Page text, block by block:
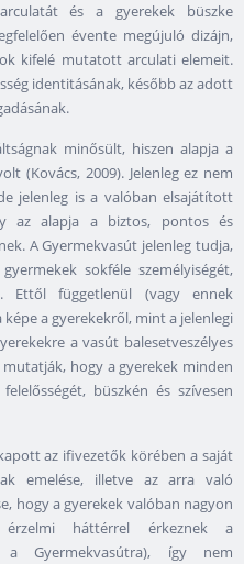
és a gyerekek büszke
évente megújuló dizájn,
kifelé mutatott arculati elemeit.
identitásának, később az adott
minősült, hiszen alapja a
(Kovács, 2009). Jelenleg ez nem
jelenleg is a valóban elsajátított
az alapja a biztos, pontos és
A Gyermekvasút jelenleg tudja,
sokféle személyiségét,
Ettől függetlenül (vagy ennek
a gyerekekről, mint a jelenlegi
a vasút balesetveszélyes
hogy a gyerekek minden
büszkén és szívesen
az ifivezetők körében a saját
emelése, illetve az arra való
hogy a gyerekek valóban nagyon
háttérrel érkeznek a
a Gyermekvasútra), így nem